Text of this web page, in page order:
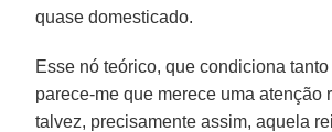
quase domesticado.
Esse nó teórico, que condiciona tanto
parece-me que merece uma atenção
talvez, precisamente assim, aquela